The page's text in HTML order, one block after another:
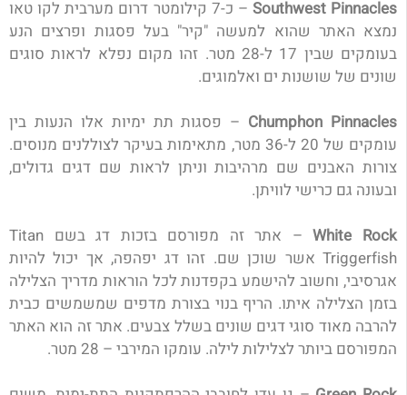
Southwest Pinnacles
–
כ-7 קילומטר דרום מערבית לקו טאו
נמצא האתר שהוא למעשה "קיר" בעל פסגות ופרצים הנע
בעומקים שבין 17 ל-28 מטר. זהו מקום נפלא לראות סוגים
שונים של שושנות ים ואלמוגים.
Chumphon Pinnacles
– פסגות תת ימיות אלו הנעות בין
עומקים של 20 ל-36 מטר, מתאימות בעיקר לצוללנים מנוסים.
צורות האבנים שם מרהיבות וניתן לראות שם דגים גדולים,
ובעונה גם כרישי לוויתן.
White Rock
–
אתר זה מפורסם בזכות דג בשם Titan
Triggerfish אשר שוכן שם. זהו דג יפהפה, אך יכול להיות
אגרסיבי, וחשוב להישמע בקפדנות לכל הוראות מדריך הצלילה
בזמן הצלילה איתו. הריף בנוי בצורת מדפים שמשמשים כבית
להרבה מאוד סוגי דגים שונים בשלל צבעים. אתר זה הוא האתר
המפורסם ביותר לצלילות לילה. עומקו המירבי – 28 מטר.